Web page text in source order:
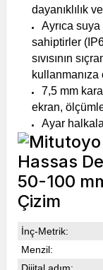
dayanıklılık
Ayrıca
sahiptirler
sıvısının
kullanmanıza
7,5 mm
ekran,
Ayar
İnç-Metrik:
Menzil: